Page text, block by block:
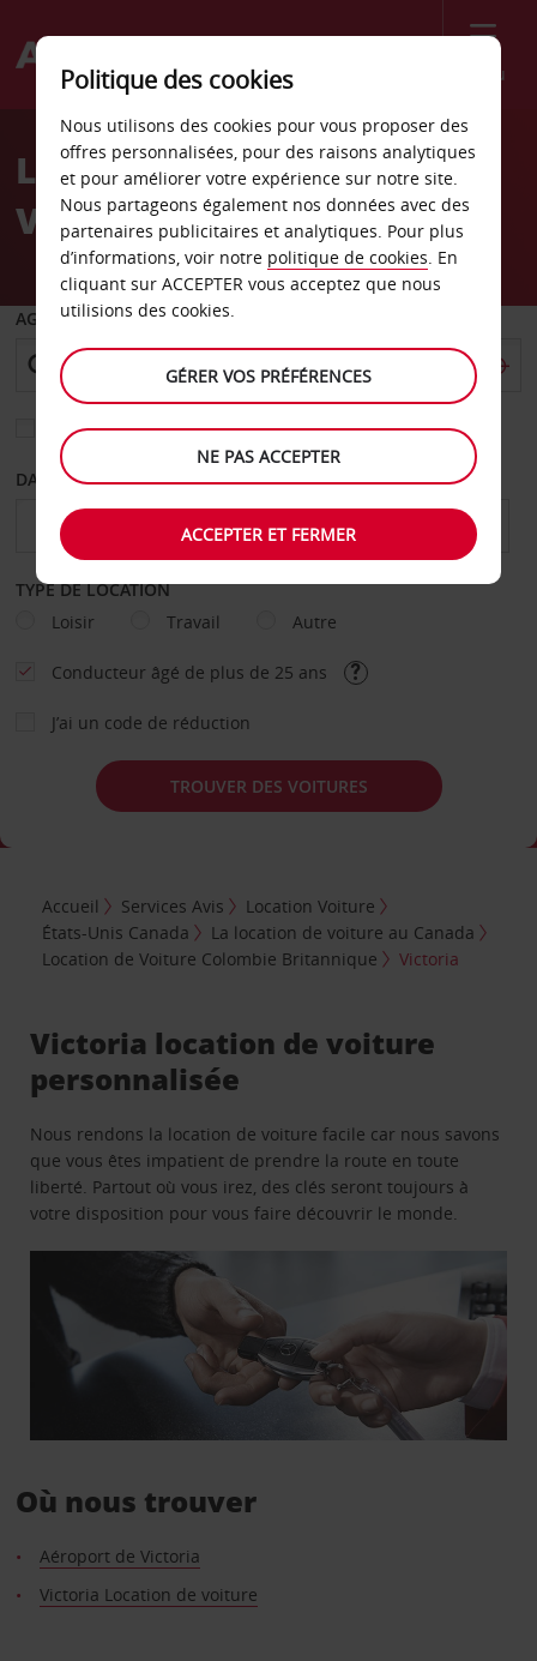
Menu
Welcome
AvisLocation de voiture
Victoria
AGENCE DE DÉPART
Sélectionnez une autre agence de retour
DATE DE DÉPART DATE DE RETOUR
TYPE DE LOCATION
Loisir
Travail Autre
Conducteur âgé de plus de 25 ans
J’ai un code de réduction
TROUVER DES VOITURES
Accueil Services Avis
Location Voiture
États-Unis Canada
La location de voiture au Canada
Location de Voiture Colombie Britannique
Victoria
Victoria location de voiture
personnalisée
Nous rendons la location de voiture facile car nous savons
que vous êtes impatient de prendre la route en toute
liberté. Partout où vous irez, des clés seront toujours à
votre disposition pour vous faire découvrir le monde.
Où nous trouver
Aéroport de Victoria
Victoria Location de voiture
Politique des cookies
Nous utilisons des cookies pour vous proposer des
offres personnalisées, pour des raisons analytiques
et pour améliorer votre expérience sur notre site.
Nous partageons également nos données avec des
partenaires publicitaires et analytiques. Pour plus
d’informations, voir notre politique de cookies. En
cliquant sur ACCEPTER vous acceptez que nous
utilisions des cookies.
GÉRER VOS PRÉFÉRENCES
NE PAS ACCEPTER
ACCEPTER ET FERMER